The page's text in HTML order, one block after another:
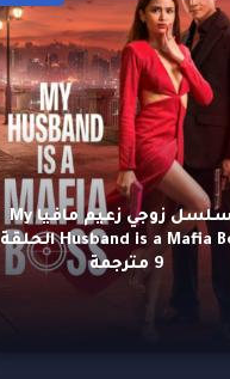
مسلسل زوجي زعيم مافيا My
Husband is a Mafia Boss الحلقة
9 مترجمة